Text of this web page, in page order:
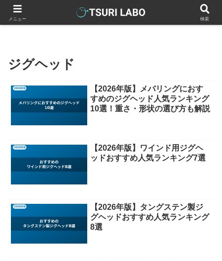
釣りラボマガジン 釣具（釣り道具） オモリ・シンカー
ジグヘッド
【2026年版】メバリングにおす
すめのジグヘッド人気ランキング
10選！重さ・形状の選び方も解説
【2026年版】ワインド用ジグヘ
ッドおすすめ人気ランキング7選
【2026年版】タングステン製ジ
グヘッドおすすめ人気ランキング
8選
メニュー 検索